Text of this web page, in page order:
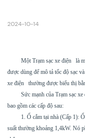
2024-10-14
Một Trạm sạc xe điện
là
được dùng để mô tả tốc độ sạc
xe điện
thường được biểu thị
Sức mạnh của Trạm sạc xe
bao gồm các cấp độ sau:
1. Ổ cắm tại nhà (Cấp 1):
suất thường khoảng 1,4kW. Nó